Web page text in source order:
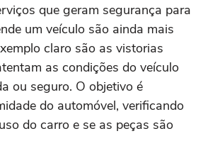
que geram segurança para
um veículo são ainda mais
claro são as vistorias
as condições do veículo
ou seguro. O objetivo é
do automóvel, verificando
do carro e se as peças são